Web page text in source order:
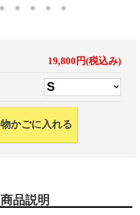
19,800円(税込み)
商品説明